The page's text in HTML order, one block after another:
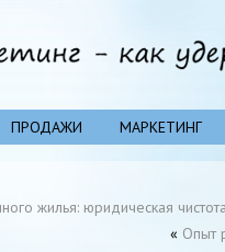
ПРОДАЖИ МАРКЕТИНГ
жилья: юридическая
« Опыт